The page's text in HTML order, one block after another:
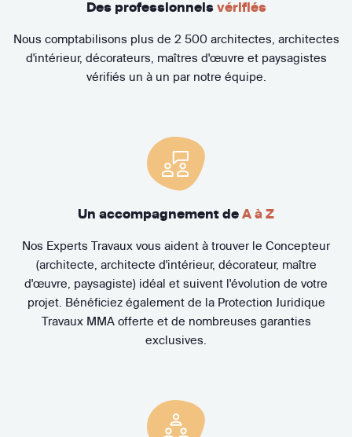
Des professionnels vérifiés
Nous comptabilisons plus de 2 500 architectes, architectes
d'intérieur, décorateurs, maîtres d'œuvre et paysagistes
vérifiés un à un par notre équipe.
Un accompagnement de A à Z
Nos Experts Travaux vous aident à trouver le Concepteur
(architecte, architecte d'intérieur, décorateur, maître
d'œuvre, paysagiste) idéal et suivent l'évolution de votre
projet. Bénéficiez également de la Protection Juridique
Travaux MMA offerte et de nombreuses garanties
exclusives.